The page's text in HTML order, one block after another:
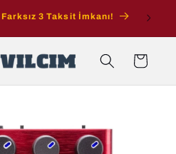
3 Taksit İmkanı!
Sepet